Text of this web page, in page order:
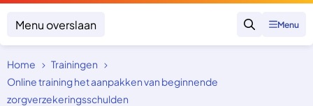
Menu overslaan
Zoeken
Menu
Klacht indienen
Home
Trainingen
Online training het aanpakken van beginnende
zorgverzekeringsschulden